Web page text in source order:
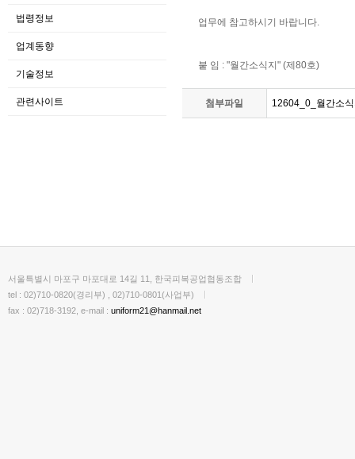
법령정보
업계동향
기술정보
관련사이트
업무에 참고하시기 바랍니다.
붙 임 : "월간소식지" (제80호)
첨부파일 12604_0_월간소
서울특별시 마포구 마포대로 14길 11, 한국피복공업협동조합
tel : 02)710-0820(경리부) , 02)710-0801(사업부)
fax : 02)718-3192, e-mail : uniform21@hanmail.net